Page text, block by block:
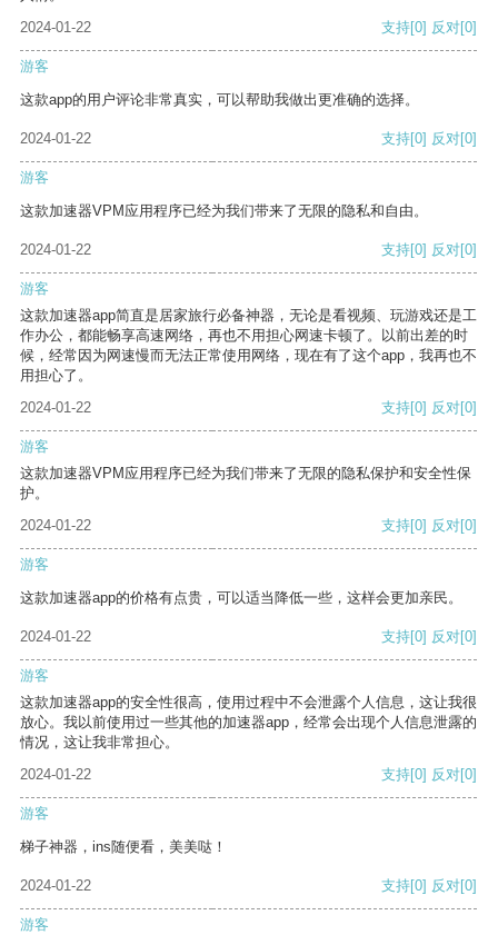
2024-01-22
支持[0] 反对[0]
游客
这款app的用户评论非常真实，可以帮助我做出更准确的选择。
2024-01-22 支持[0] 反对[0]
游客
这款加速器VPM应用程序已经为我们带来了无限的隐私和自由。
2024-01-22 支持[0] 反对[0]
游客
这款加速器app简直是居家旅行必备神器，无论是看视频、玩游戏还是工
作办公，都能畅享高速网络，再也不用担心网速卡顿了。以前出差的时
候，经常因为网速慢而无法正常使用网络，现在有了这个app，我再也不
用担心了。
2024-01-22
支持[0] 反对[0]
游客
这款加速器VPM应用程序已经为我们带来了无限的隐私保护和安全性保
护。
2024-01-22
支持[0] 反对[0]
游客
这款加速器app的价格有点贵，可以适当降低一些，这样会更加亲民。
2024-01-22 支持[0] 反对[0]
游客
这款加速器app的安全性很高，使用过程中不会泄露个人信息，这让我很
放心。我以前使用过一些其他的加速器app，经常会出现个人信息泄露的
情况，这让我非常担心。
2024-01-22
支持[0] 反对[0]
游客
梯子神器，ins随便看，美美哒！
2024-01-22 支持[0] 反对[0]
游客